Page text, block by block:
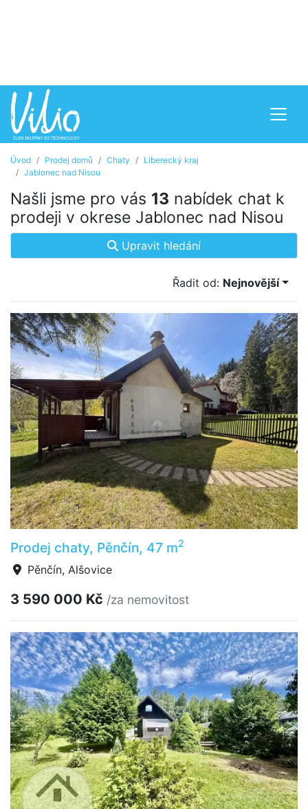
Úvod Prodej domů Chaty
Liberecký kraj
Jablonec nad Nisou
Našli jsme pro vás 13 nabídek chat k
prodeji v okrese Jablonec nad Nisou
Upravit hledání
Řadit od: Nejnovější
Prodej chaty, Pěnčín, 47 m2
Pěnčín, Alšovice
3 590 000 Kč /za nemovitost